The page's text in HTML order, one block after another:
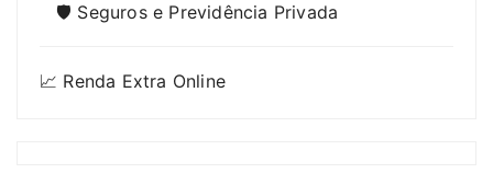
🛡️ Seguros e Previdência Privada
📈 Renda Extra Online